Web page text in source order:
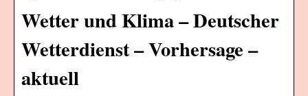
Wetter und Klima – Deutscher
Wetterdienst – Vorhersage –
aktuell